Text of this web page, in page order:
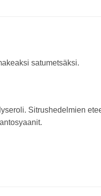
satumetsäksi.
Sitrushedelmien